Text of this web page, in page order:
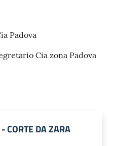
Padova
Cia zona Padova
DA ZARA